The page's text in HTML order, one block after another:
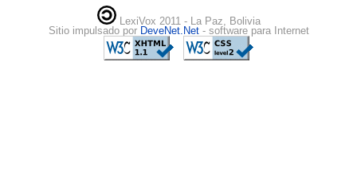
LexiVox 2011 - La Paz, Bolivia
Sitio impulsado por DeveNet.Net - software para Internet